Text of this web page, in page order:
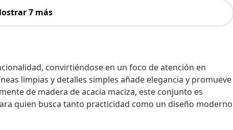
7 más
convirtiéndose en un foco de atención en
limpias y detalles simples añade elegancia y promueve
de madera de acacia maciza, este conjunto es
quien busca tanto practicidad como un diseño moderno